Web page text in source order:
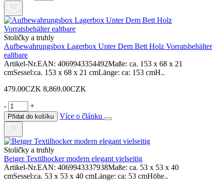
Stoličky a truhly
Aufbewahrungsbox Lagerbox Unter Dem Bett Holz Vorratsbehälter
ealtbare
Artikel-Nr.EAN: 4069943354492Maße: ca. 153 x 68 x 21
cmSessel:ca. 153 x 68 x 21 cmLänge: ca: 153 cmH..
479.00CZK 8,869.00CZK
- +
Přidat do košíku Více o článku
Stoličky a truhly
Beiger Textilhocker modern elegant vielseitig
Artikel-Nr.EAN: 4069943337938Maße: ca. 53 x 53 x 40
cmSessel:ca. 53 x 53 x 40 cmLänge: ca: 53 cmHöhe..